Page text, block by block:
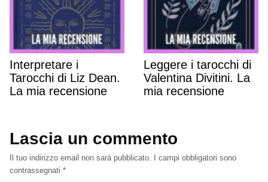
Interpretare i
Tarocchi di Liz Dean.
La mia recensione
Leggere i tarocchi di
Valentina Divitini. La
mia recensione
Lascia un commento
Il tuo indirizzo email non sarà pubblicato. I campi obbligatori sono
contrassegnati *